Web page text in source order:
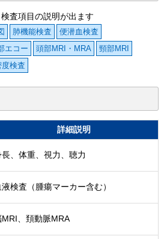
査項目の説明が出ます
肺機能検査
便潜血検査
エコー 頭部MRI・MRA
頸部MRI
検査
詳細説明
長、体重、視力、聴力
液検査（腫瘍マーカー含む）
MRI、頚動脈MRA